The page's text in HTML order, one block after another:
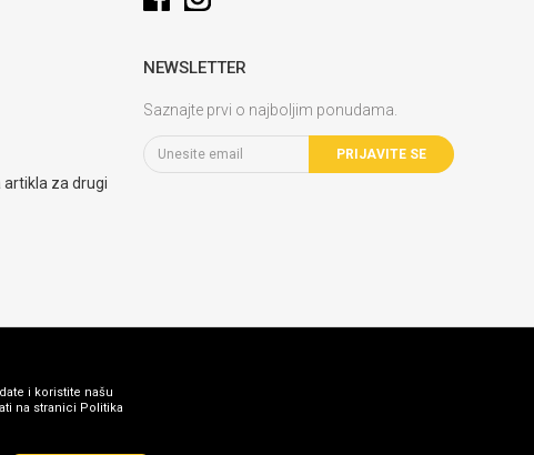
za drugi
NEWSLETTER
Saznajte prvi o najboljim ponudama.
PRIJAVITE SE
i koristite našu
na stranici Politika